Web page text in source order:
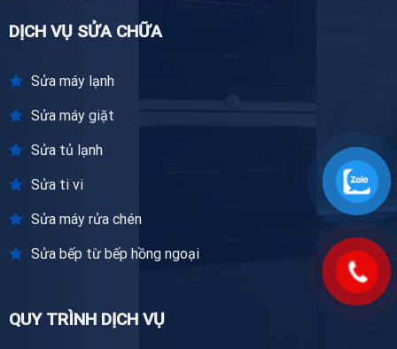
DỊCH VỤ SỬA CHỮA
Sửa máy lạnh
Sửa máy giặt
Sửa tủ lạnh
Sửa ti vi
Sửa máy rửa chén
Sửa bếp từ bếp hồng ngoại
QUY TRÌNH DỊCH VỤ